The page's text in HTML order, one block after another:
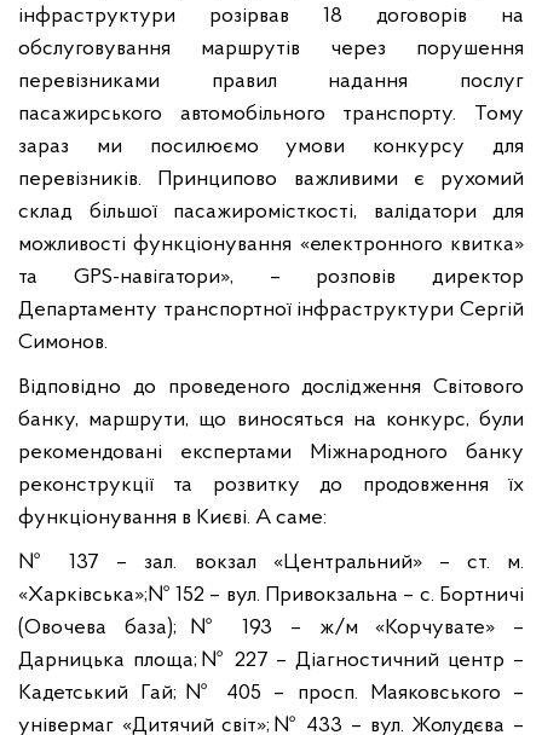
інфраструктури розірвав 18 договорів на
обслуговування маршрутів через порушення
перевізниками правил надання послуг
пасажирського автомобільного транспорту. Тому
зараз ми посилюємо умови конкурсу для
перевізників. Принципово важливими є рухомий
склад більшої пасажиромісткості, валідатори для
можливості функціонування «електронного квитка»
та GPS-навігатори», – розповів директор
Департаменту транспортної інфраструктури Сергій
Симонов.
Відповідно до проведеного дослідження Світового
банку, маршрути, що виносяться на конкурс, були
рекомендовані експертами Міжнародного банку
реконструкції та розвитку до продовження їх
функціонування в Києві. А саме:
№ 137 – зал. вокзал «Центральний» – ст. м.
«Харківська»; № 152 – вул. Привокзальна – с. Бортничі
(Овочева база); № 193 – ж/м «Корчувате» –
Дарницька площа; № 227 – Діагностичний центр –
Кадетський Гай; № 405 – просп. Маяковського –
універмаг «Дитячий світ»; № 433 – вул. Жолудєва –